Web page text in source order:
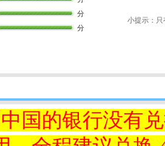
分
分
小提示：
国的银行没有